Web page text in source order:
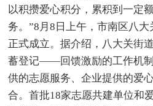
以积攒爱心积分，累积到一定
务。”8月8日上午，市南区八
正式成立。据介绍，八大关街
蓄登记——回馈激励的工作机
供的志愿服务、企业提供的爱
合。首批18家志愿共建单位和